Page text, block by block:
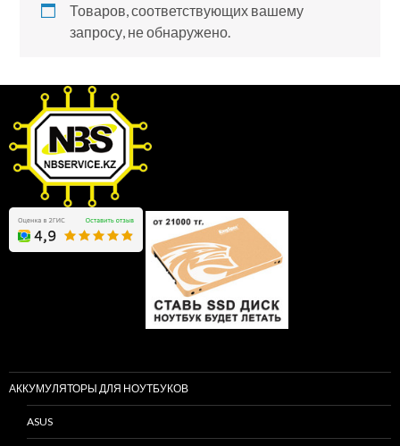
Товаров, соответствующих вашему
запросу, не обнаружено.
АККУМУЛЯТОРЫ ДЛЯ НОУТБУКОВ
ASUS